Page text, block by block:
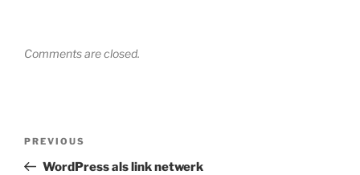
Comments are closed.
Previous
Post
PREVIOUS
WordPress als link netwerk